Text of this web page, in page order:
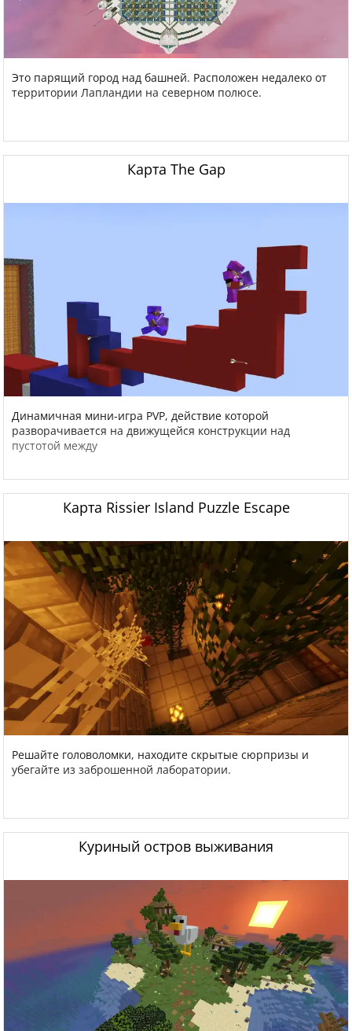
Это парящий город над башней. Расположен недалеко от
территории Лапландии на северном полюсе.
Карта The Gap
Динамичная мини-игра PVP, действие которой
разворачивается на движущейся конструкции над
пустотой между
Карта Rissier Island Puzzle Escape
Решайте головоломки, находите скрытые сюрпризы и
убегайте из заброшенной лаборатории.
Куриный остров выживания